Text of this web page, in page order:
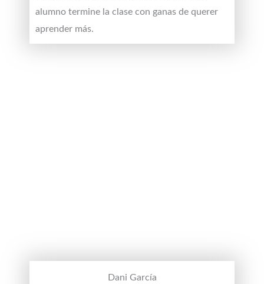
alumno termine la clase con ganas de querer
aprender más.
Dani García